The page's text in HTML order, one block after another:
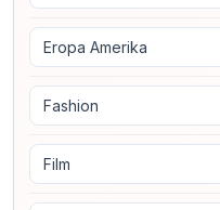
Eropa Amerika
Fashion
Film